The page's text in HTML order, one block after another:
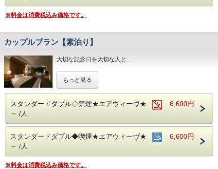
～ ご朝食 ～
１８階レストラン アイリス
営業時間：７：００～１０：００ （最終入場 ９：３０）
お財布にも優しい ＋ お客様にも優しいホテルです♪♪
※料金は消費税込み価格です。
カップルプラン【素泊り】
大切な記念日を大切な人と…
■全室インターネット接続完備 ◎Ｗｉ－Ｆｉ接続無料◎
もっと見る
スタンダードダブル◇禁煙★エアウィーヴ★
6,600円
～ /人
スタンダードダブル◆喫煙★エアウィーヴ★
6,600円
～ /人
※料金は消費税込み価格です。